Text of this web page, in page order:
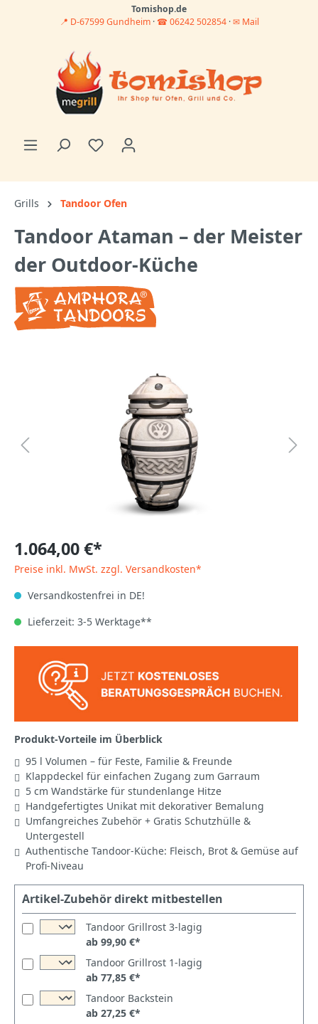
Tomishop.de
📍 D-67599 Gundheim · ☎ 06242 502854·✉ Mail
Grills Tandoor Ofen
Tandoor Ataman – der Meister
der Outdoor-Küche
1.064,00 €*
Preise inkl. MwSt. zzgl. Versandkosten*
Versandkostenfrei in DE!
Lieferzeit: 3-5 Werktage**
Produkt-Vorteile im Überblick
95 l Volumen – für Feste, Familie & Freunde
Klappdeckel für einfachen Zugang zum Garraum
5 cm Wandstärke für stundenlange Hitze
Handgefertigtes Unikat mit dekorativer Bemalung
Umfangreiches Zubehör + Gratis Schutzhülle &
Untergestell
Authentische Tandoor-Küche: Fleisch, Brot & Gemüse auf
Profi-Niveau
Artikel-Zubehör direkt mitbestellen
Tandoor Grillrost 3-lagig
ab 99,90 €*
Tandoor Grillrost 1-lagig
ab 77,85 €*
Tandoor Backstein
ab 27,25 €*